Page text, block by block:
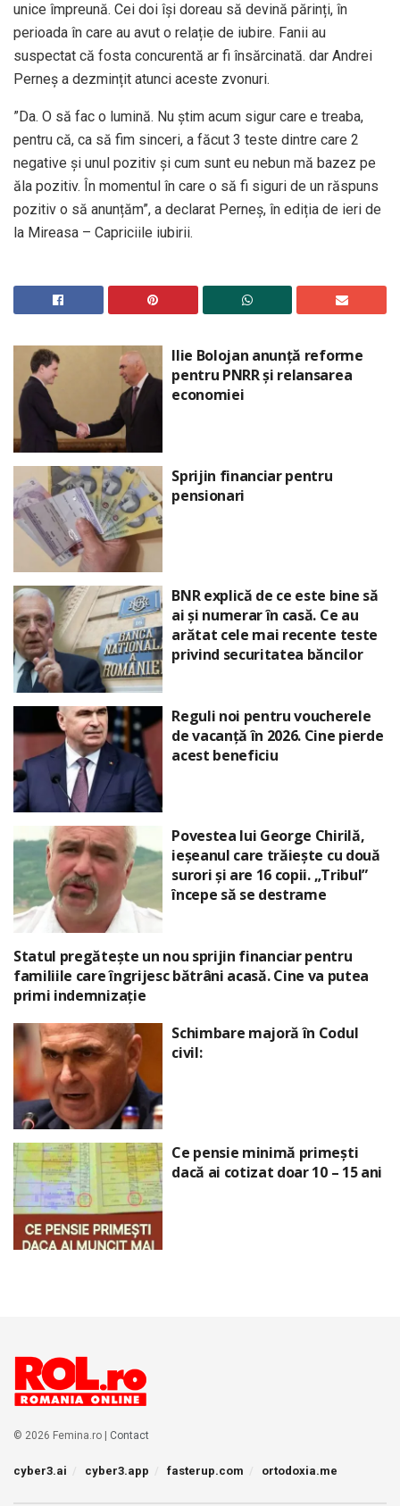
unice împreună. Cei doi își doreau să devină părinți, în
perioada în care au avut o relație de iubire. Fanii au
suspectat că fosta concurentă ar fi însărcinată. dar Andrei
Perneș a dezmințit atunci aceste zvonuri.
”Da. O să fac o lumină. Nu știm acum sigur care e treaba,
pentru că, ca să fim sinceri, a făcut 3 teste dintre care 2
negative și unul pozitiv și cum sunt eu nebun mă bazez pe
ăla pozitiv. În momentul în care o să fi siguri de un răspuns
pozitiv o să anunțăm”, a declarat Perneș, în ediția de ieri de
la Mireasa – Capriciile iubirii.
Ilie Bolojan anunță reforme
pentru PNRR și relansarea
economiei
Sprijin financiar pentru
pensionari
BNR explică de ce este bine să
ai și numerar în casă. Ce au
arătat cele mai recente teste
privind securitatea băncilor
Reguli noi pentru voucherele
de vacanță în 2026. Cine pierde
acest beneficiu
Povestea lui George Chirilă,
ieșeanul care trăiește cu două
surori și are 16 copii. „Tribul”
începe să se destrame
Statul pregătește un nou sprijin financiar pentru
familiile care îngrijesc bătrâni acasă. Cine va putea
primi indemnizație
Schimbare majoră în Codul
civil:
Ce pensie minimă primești
dacă ai cotizat doar 10 – 15 ani
© 2026 Femina.ro | Contact
cyber3.ai cyber3.app fasterup.com ortodoxia.me